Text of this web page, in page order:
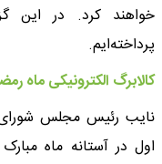
خواهند کرد. در این
پرداخته‌ایم.
کالابرگ الکترونیکی ماه
نایب رئیس مجلس شورای
اول در آستانه ماه